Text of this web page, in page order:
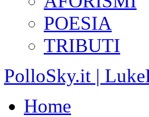
POESIA
TRIBUTI
PolloSky.it |
Home